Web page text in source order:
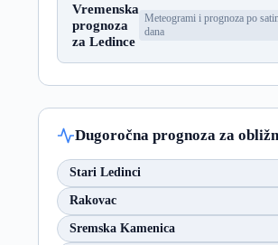
Vremenska
prognoza
za Ledince
Meteogrami i prognoza po
dana
Dugoročna prognoza za
Stari Ledinci
Rakovac
Sremska Kamenica